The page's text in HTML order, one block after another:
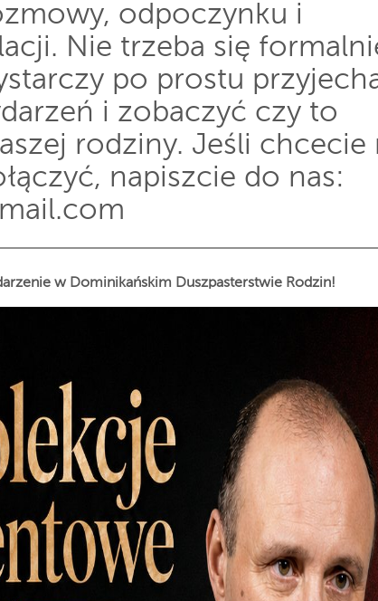
odpoczynku i
Nie trzeba się
po prostu
i zobaczyć czy to
rodziny. Jeśli chcecie
napiszcie do nas:
w Dominikańskim Duszpasterstwie Rodzin!